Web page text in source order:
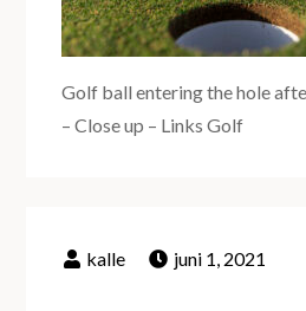
Golf ball entering the hole
– Close up – Links Golf
juni 1, 2021